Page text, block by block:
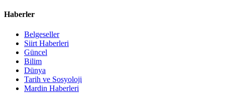
Haberler
Belgeseller
Siirt Haberleri
Güncel
Bilim
Dünya
Tarih ve Sosyoloji
Mardin Haberleri